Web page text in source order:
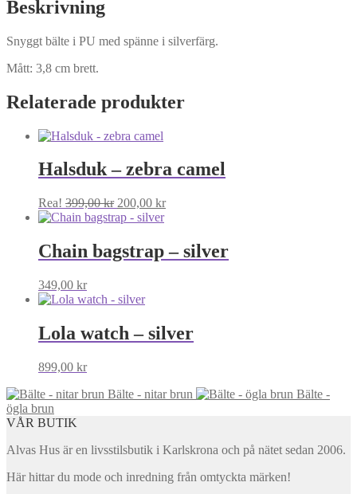
Beskrivning
Snyggt bälte i PU med spänne i silverfärg.
Mått: 3,8 cm brett.
Relaterade produkter
Halsduk – zebra camel
Rea! 399,00kr Det
ursprungliga
var:
399,00 kr.
200,00 krDet
200,00 kr.
Chain bagstrap – silver
349,00 kr
Lola watch – silver
899,00 kr
Bälte - nitar brun
Bälte -
ögla brun
VÅR BUTIK
Alvas Hus är en livsstilsbutik i Karlskrona och på nätet sedan 2006.
Här hittar du mode och inredning från omtyckta märken!